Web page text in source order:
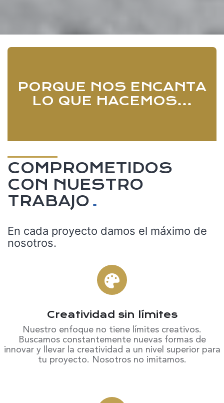
PORQUE NOS ENCANTA
LO QUE HACEMOS…
COMPROMETIDOS
CON NUESTRO
TRABAJO .
En cada proyecto damos el máximo de
nosotros.
1
Creatividad sin límites
Nuestro enfoque no tiene límites creativos.
Buscamos constantemente nuevas formas de
innovar y llevar la creatividad a un nivel superior para
tu proyecto. Nosotros no imitamos.